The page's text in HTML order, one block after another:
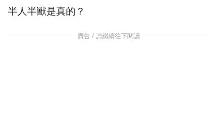
半人半獸是真的？
廣告 / 請繼續往下閱讀